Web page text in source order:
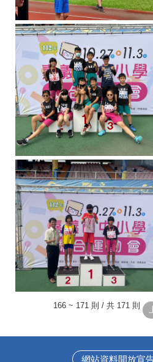
166 ~ 171 則 / 共 171 則
網站資料開放宣